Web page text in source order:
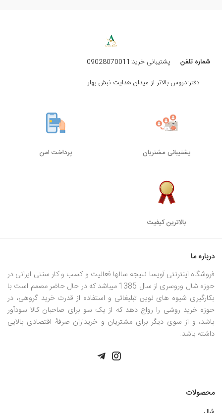
شماره تلفن
پشتیبانی خرید:09028070011
دفتر:دروس بالاتر از میدان هدایت نبش بهار
پشتیبانی مشتریان پرداخت امن
بالاترین کیفیت
درباره ما
فروشگاه اینترنتی آویسا نتیجه سالها فعالیت و کسب و کار سنتی ایرانی در
حوزه شال وروسری از سال 1385 میباشد که در حال حاضر مصمم است با
بکارگیری شیوه های نوین تبلیغاتی و استفاده از قدرت خرید گروهی، در
حوزه خرید روشی را رواج دهد که از یک سو برای صاحبان کالا سودآور
باشد، و از سوی دیگر برای مشتریان و خریداران صرفۀ اقتصادی بالایی
داشته باشد.
محصولات